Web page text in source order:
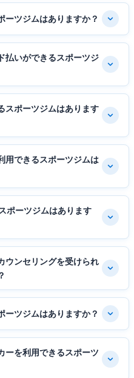
ーツジムはありますか？
払いができるスポーツジ
スポーツジムはあります
用できるスポーツジムは
ポーツジムはあります
ウンセリングを受けられ
ーツジムはありますか？
ーを利用できるスポーツ